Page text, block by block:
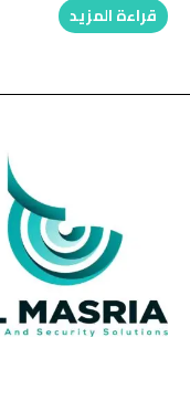
قراءة المزيد